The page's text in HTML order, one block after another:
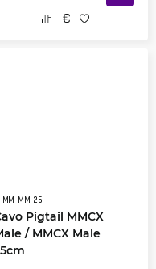
MM-MM-25
Pigtail MMCX
/ MMCX Male